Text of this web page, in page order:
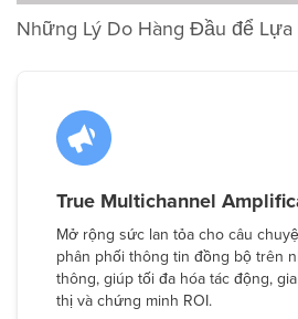
Những Lý Do Hàng Đầu để Lựa
True Multichannel
Mở rộng sức lan tỏa cho câu
phân phối thông tin đồng bộ trên
thông, giúp tối đa hóa tác động,
thị và chứng minh ROI.